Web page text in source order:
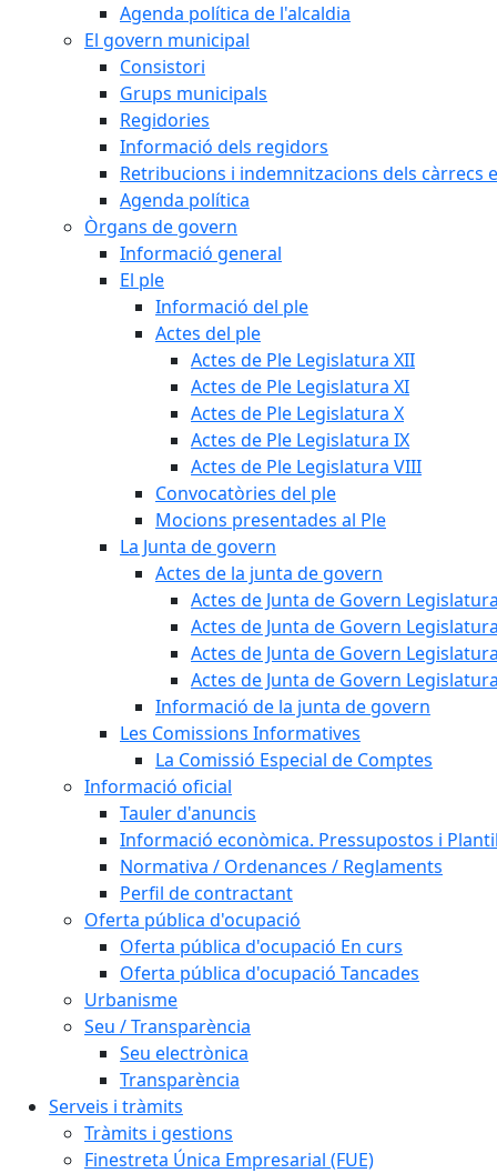
Agenda política de l'alcaldia
El govern municipal
Consistori
Grups municipals
Regidories
Informació dels regidors
Retribucions i indemnitzacions dels càrrecs
Agenda política
Òrgans de govern
Informació general
El ple
Informació del ple
Actes del ple
Actes de Ple Legislatura XII
Actes de Ple Legislatura XI
Actes de Ple Legislatura X
Actes de Ple Legislatura IX
Actes de Ple Legislatura VIII
Convocatòries del ple
Mocions presentades al Ple
La Junta de govern
Actes de la junta de govern
Actes de Junta de Govern
Actes de Junta de Govern
Actes de Junta de Govern
Actes de Junta de Govern
Informació de la junta de govern
Les Comissions Informatives
La Comissió Especial de Comptes
Informació oficial
Tauler d'anuncis
Informació econòmica. Pressupostos i
Normativa / Ordenances / Reglaments
Perfil de contractant
Oferta pública d'ocupació
Oferta pública d'ocupació En curs
Oferta pública d'ocupació Tancades
Urbanisme
Seu / Transparència
Seu electrònica
Transparència
Serveis i tràmits
Tràmits i gestions
Finestreta Única Empresarial (FUE)